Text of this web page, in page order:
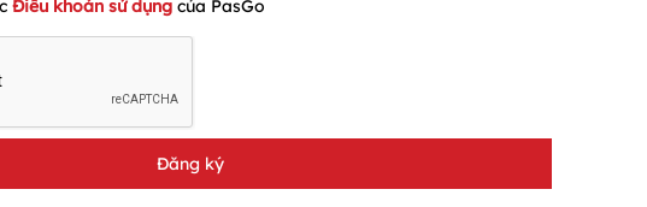
Điều khoản sử dụng của PasGo